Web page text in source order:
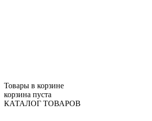
Товары в корзине
корзина пуста
КАТАЛОГ ТОВАРОВ